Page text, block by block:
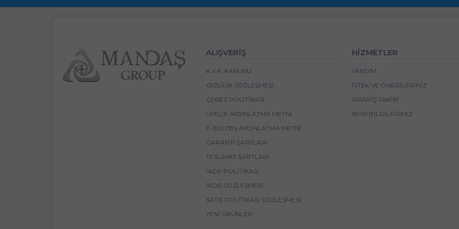
ALIŞVERİŞ
K.V.K. KANUNU
GIZLILIK SÖZLEŞMESI
ÇEREZ POLITIKASI
ÜYELIK AYDINLATMA METNI
E-BÜLTEN AYDINLATMA METNI
GARANTI ŞARTLARI
TESLIMAT ŞARTLARI
İADE POLITIKASI
İADE SÖZLEŞMESI
SATIŞ POLITIKASI SÖZLEŞMESI
YENI ÜRÜNLER
HİZMETLER
YARDIM
İSTEK VE ÖNERILERINIZ
SIPARIŞ TAKIBI
IBAN BİLGİLERİMİZ